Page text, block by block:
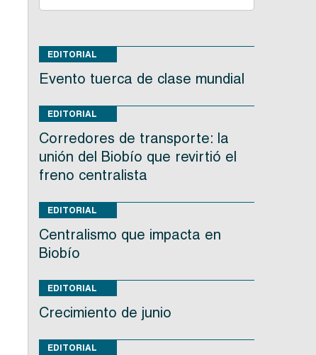
EDITORIAL
Evento tuerca de clase mundial
EDITORIAL
Corredores de transporte: la
unión del Biobío que revirtió el
freno centralista
EDITORIAL
Centralismo que impacta en
Biobío
EDITORIAL
Crecimiento de junio
EDITORIAL